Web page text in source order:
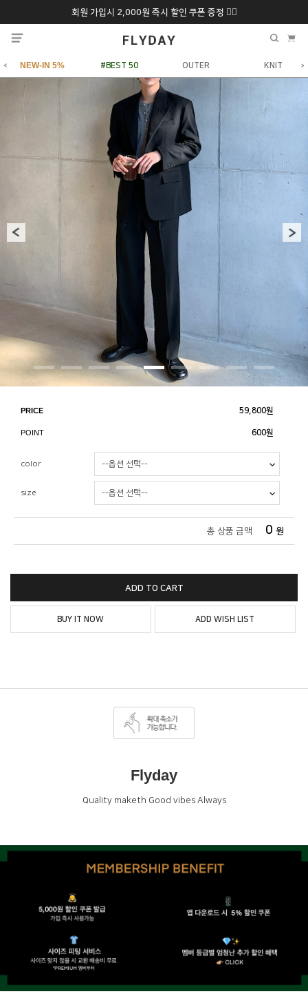
회원 가입시 2,000원 즉시 할인 쿠폰 증정 ❤️‍🔥
추석 특별 할인 10~20% 9/6 화 ~ 9/12월
NEW-IN 5% #BEST 50 OUTER KNIT
PRICE 59,800원
POINT 600원
color
size
총 상품 금액 0 원
ADD TO CART
BUY IT NOW ADD WISH LIST
Flyday
Quality maketh Good vibes Always